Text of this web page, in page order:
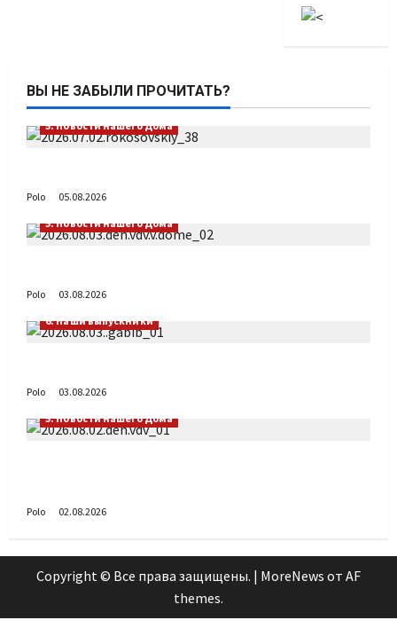
ВЫ НЕ ЗАБЫЛИ ПРОЧИТАТЬ?
5. Новости нашего Дома
Polo
05.08.2026
5. Новости нашего Дома
Polo
03.08.2026
6. Наши выпускники
Polo
03.08.2026
5. Новости нашего Дома
Polo 02.08.2026
Copyright © Все права защищены. | MoreNews от AF
themes.